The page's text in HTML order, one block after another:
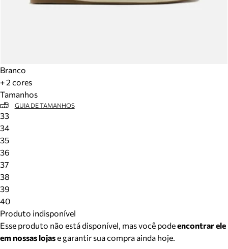
Branco
+ 2 cores
Tamanhos
GUIA DE TAMANHOS
33
34
35
36
37
38
39
40
Produto indisponível
Esse produto não está disponível, mas você podeencontrar ele
em nossas lojase garantir sua compra ainda hoje.